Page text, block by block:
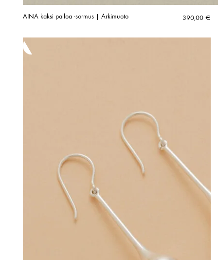
AINA kaksi palloa -sormus | Arkimuoto 390,00 €